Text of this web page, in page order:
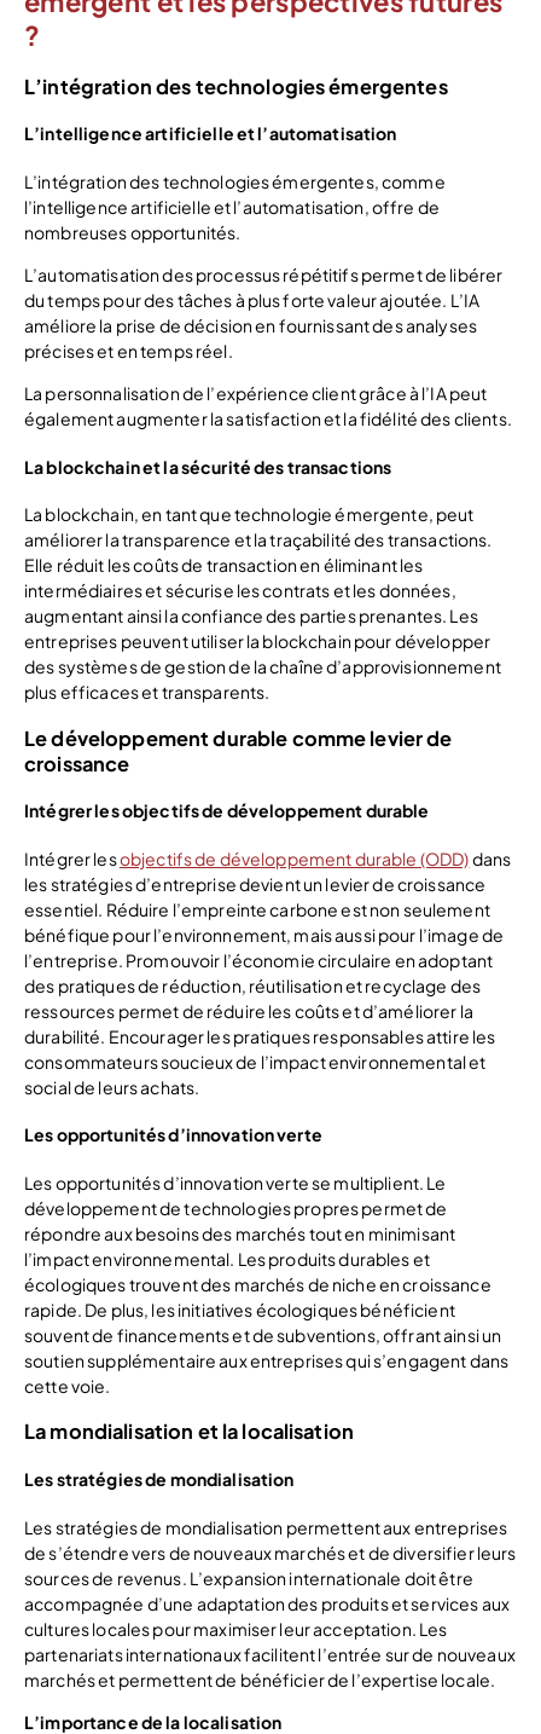
?
L’intégration des technologies émergentes
L’intelligence artificielle et l’automatisation
L’intégration des technologies émergentes, comme
l’intelligence artificielle et l’automatisation, offre de
nombreuses opportunités.
L’automatisation des processus répétitifs permet de libérer
du temps pour des tâches à plus forte valeur ajoutée. L’IA
améliore la prise de décision en fournissant des analyses
précises et en temps réel.
La personnalisation de l’expérience client grâce à l’IA peut
également augmenter la satisfaction et la fidélité des clients.
La blockchain et la sécurité des transactions
La blockchain, en tant que technologie émergente, peut
améliorer la transparence et la traçabilité des transactions.
Elle réduit les coûts de transaction en éliminant les
intermédiaires et sécurise les contrats et les données,
augmentant ainsi la confiance des parties prenantes. Les
entreprises peuvent utiliser la blockchain pour développer
des systèmes de gestion de la chaîne d’approvisionnement
plus efficaces et transparents.
Le développement durable comme levier de
croissance
Intégrer les objectifs de développement durable
Intégrer lesobjectifs de développement durable (ODD)dans
les stratégies d’entreprise devient un levier de croissance
essentiel. Réduire l’empreinte carbone est non seulement
bénéfique pour l’environnement, mais aussi pour l’image de
l’entreprise. Promouvoir l’économie circulaire en adoptant
des pratiques de réduction, réutilisation et recyclage des
ressources permet de réduire les coûts et d’améliorer la
durabilité. Encourager les pratiques responsables attire les
consommateurs soucieux de l’impact environnemental et
social de leurs achats.
Les opportunités d’innovation verte
Les opportunités d’innovation verte se multiplient. Le
développement de technologies propres permet de
répondre aux besoins des marchés tout en minimisant
l’impact environnemental. Les produits durables et
écologiques trouvent des marchés de niche en croissance
rapide. De plus, les initiatives écologiques bénéficient
souvent de financements et de subventions, offrant ainsi un
soutien supplémentaire aux entreprises qui s’engagent dans
cette voie.
La mondialisation et la localisation
Les stratégies de mondialisation
Les stratégies de mondialisation permettent aux entreprises
de s’étendre vers de nouveaux marchés et de diversifier leurs
sources de revenus. L’expansion internationale doit être
accompagnée d’une adaptation des produits et services aux
cultures locales pour maximiser leur acceptation. Les
partenariats internationaux facilitent l’entrée sur de nouveaux
marchés et permettent de bénéficier de l’expertise locale.
L’importance de la localisation